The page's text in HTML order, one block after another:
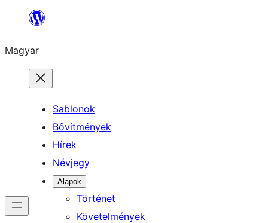
Ugrás
tartalomhoz
Magyar
Sablonok
Bővítmények
Hírek
Névjegy
Alapok
Történet
Követelmények